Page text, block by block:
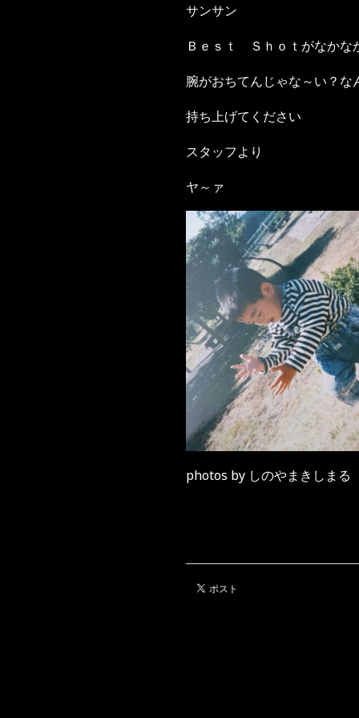
サンサン
Ｂｅｓｔ Ｓｈｏｔがなかな
腕がおちてんじゃな～い？
持ち上げてください
スタッフより
ヤ～ァ
photos by しのやまきしま